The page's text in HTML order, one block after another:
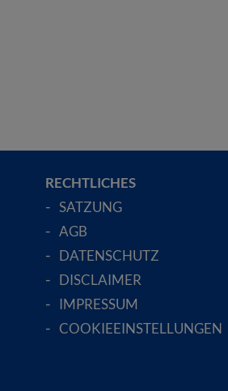
RECHTLICHES
SATZUNG
AGB
DATENSCHUTZ
DISCLAIMER
IMPRESSUM
COOKIEEINSTELLUNGEN